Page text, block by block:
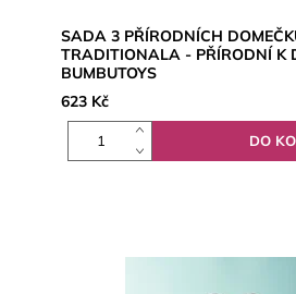
SADA 3 PŘÍRODNÍCH
TRADITIONALA - PŘÍRODNÍ K
BUMBUTOYS
623 Kč